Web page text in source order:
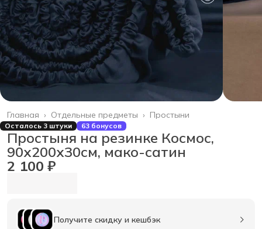
Простыни
Отдельные предметы ›
Главная ›
Осталось 3 штуки 63 бонусов
Простыня на резинке Космос,
90х200х30см, мако-сатин
2 100 ₽
Получите скидку и кешбэк